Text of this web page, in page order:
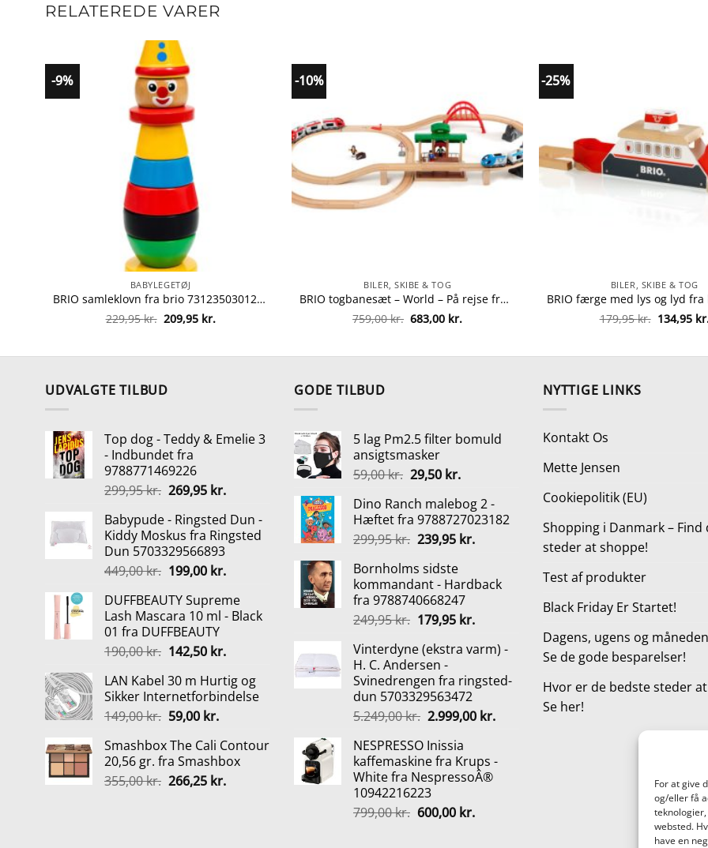
For at give
og/eller få
websted.
have en
RELATEREDE VARER
-9%
BABYLEGETØJ
BRIO samleklovn fra brio 7312350301205
229,95kr. Den
oprindelige
209,95 kr.Den
-10%
BILER, SKIBE & TOG
BRIO togbanesæt – World – På rejse fra brio 7312350335125
759,00kr. Den
oprindelige
683,00 kr.
-25%
BILER, SKIBE & TOG
179,95kr. Den
134,95
UDVALGTE TILBUD
Top dog - Teddy & Emelie 3
- Indbundet fra
9788771469226
299,95kr. Den
pris
var:
299,95 kr..
269,95 kr.Den
pris
er:
269,95 kr..
Babypude - Ringsted Dun -
Kiddy Moskus fra Ringsted
Dun 5703329566893
449,00kr. Den
pris
var:
449,00 kr..
199,00 kr.Den
pris
er:
DUFFBEAUTY Supreme
Lash Mascara 10 ml - Black
01 fra DUFFBEAUTY
190,00kr. Den
pris
var:
190,00 kr..
142,50 kr.Den
pris
er:
LAN Kabel 30 m Hurtig og
Sikker Internetforbindelse
149,00kr. Den
pris
var:
149,00 kr..
59,00 kr.Den
pris
er:
59,00 kr..
Smashbox The Cali Contour
20,56 gr. fra Smashbox
355,00kr. Den
266,25 kr.Den
GODE TILBUD
5 lag Pm2.5 filter bomuld
ansigtsmasker
59,00kr. Den
pris
var:
59,00 kr..
29,50 kr.Den
pris
er:
29,50 kr..
Dino Ranch malebog 2 -
Hæftet fra 9788727023182
299,95kr. Den
pris
var:
299,95 kr..
239,95 kr.Den
er:
Bornholms sidste
kommandant - Hardback
fra 9788740668247
249,95kr. Den
pris
var:
249,95 kr..
179,95 kr.Den
pris
179,95 kr..
Vinterdyne (ekstra varm) -
H. C. Andersen -
Svinedrengen fra ringsted-
dun 5703329563472
5.249,00kr. Den
pris
var:
5.249,00 kr..
2.999,00 kr.Den
er:
NESPRESSO Inissia
kaffemaskine fra Krups -
White fra NespressoÂ®
10942216223
799,00kr. Den
600,00 kr.Den
NYTTIGE LINKS
Kontakt Os
Mette Jensen
Cookiepolitik (EU)
Shopping i Danmark – Find
steder at shoppe!
Test af produkter
Black Friday Er Startet!
Dagens, ugens og
Se de gode besparelser!
Hvor er de bedste steder
Se her!